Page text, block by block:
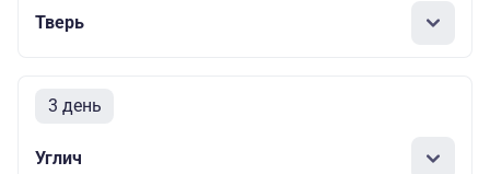
Тверь
3 день
Углич